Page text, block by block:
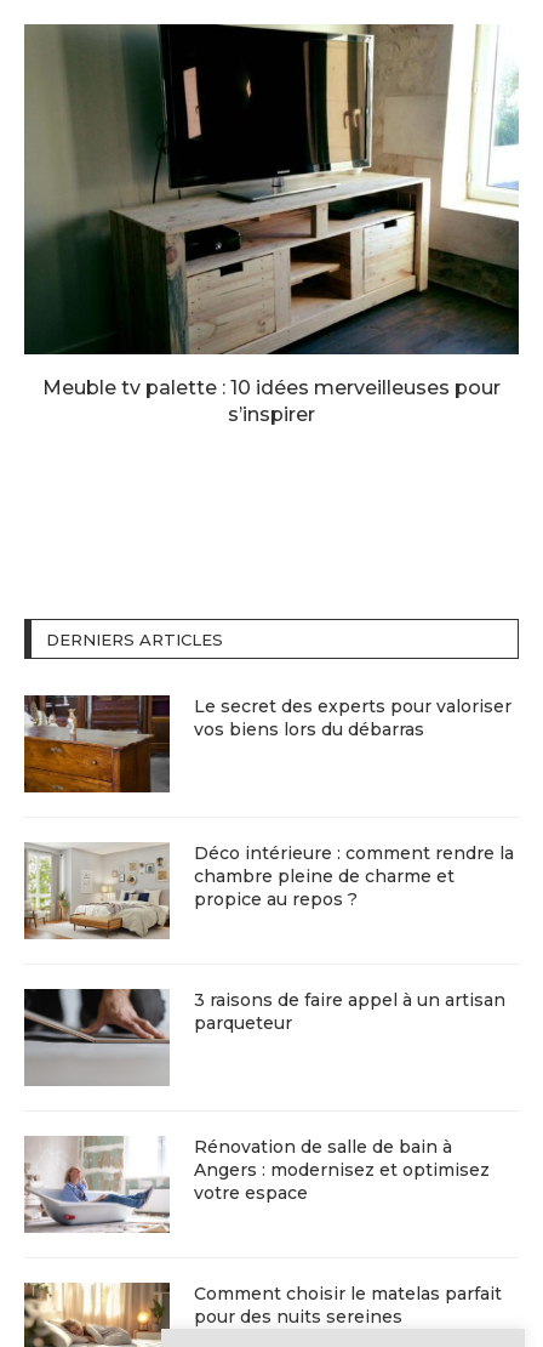
Meuble tv palette : 10 idées merveilleuses pour
s’inspirer
DERNIERS ARTICLES
Le secret des experts pour valoriser
vos biens lors du débarras
Déco intérieure : comment rendre la
chambre pleine de charme et
propice au repos ?
3 raisons de faire appel à un artisan
parqueteur
Rénovation de salle de bain à
Angers : modernisez et optimisez
votre espace
Comment choisir le matelas parfait
pour des nuits sereines